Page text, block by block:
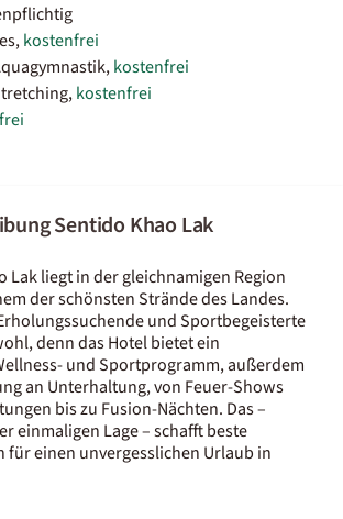
kostenfrei
kostenfrei
kostenfrei
Sentido Khao Lak
Lak liegt in der gleichnamigen Region
der schönsten Strände des Landes.
und Sportbegeisterte
denn das Hotel bietet ein
und Sportprogramm, außerdem
an Unterhaltung, von Feuer-Shows
bis zu Fusion-Nächten. Das –
einmaligen Lage – schafft beste
für einen unvergesslichen Urlaub in